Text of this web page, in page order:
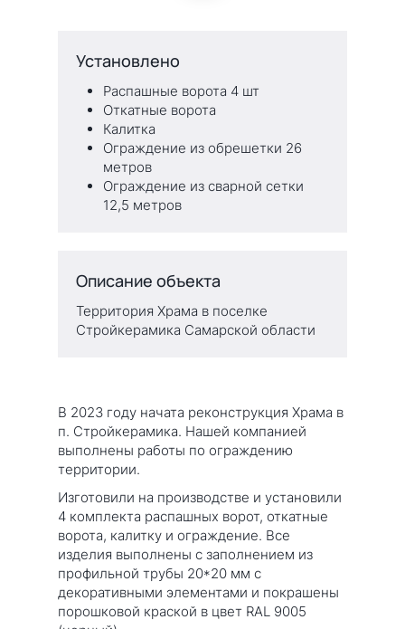
Установлено
Распашные ворота 4 шт
Откатные ворота
Калитка
Ограждение из обрешетки 26
метров
Ограждение из сварной сетки
12,5 метров
Описание объекта
Территория Храма в поселке
Стройкерамика Самарской области
В 2023 году начата реконструкция Храма в
п. Стройкерамика. Нашей компанией
выполнены работы по ограждению
территории.
Изготовили на производстве и установили
4 комплекта распашных ворот, откатные
ворота, калитку и ограждение. Все
изделия выполнены с заполнением из
профильной трубы 20*20 мм с
декоративными элементами и покрашены
порошковой краской в цвет RAL 9005